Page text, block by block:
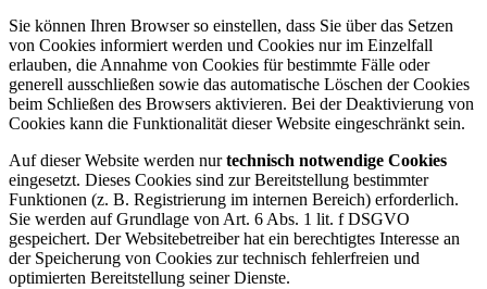
Sie können Ihren Browser so einstellen, dass Sie über das Setzen
von Cookies informiert werden und Cookies nur im Einzelfall
erlauben, die Annahme von Cookies für bestimmte Fälle oder
generell ausschließen sowie das automatische Löschen der Cookies
beim Schließen des Browsers aktivieren. Bei der Deaktivierung von
Cookies kann die Funktionalität dieser Website eingeschränkt sein.
Auf dieser Website werden nurtechnisch notwendige Cookies
eingesetzt. Dieses Cookies sind zur Bereitstellung bestimmter
Funktionen (z. B. Registrierung im internen Bereich) erforderlich.
Sie werden auf Grundlage von Art. 6 Abs. 1 lit. f DSGVO
gespeichert. Der Websitebetreiber hat ein berechtigtes Interesse an
der Speicherung von Cookies zur technisch fehlerfreien und
optimierten Bereitstellung seiner Dienste.